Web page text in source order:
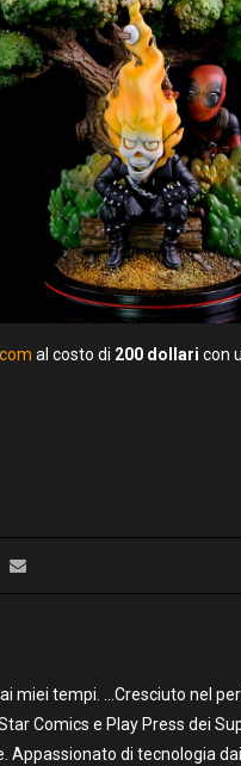
al costo di 200 dollari con
miei tempi. …Cresciuto nel
Comics e Play Press dei
Appassionato di tecnologia